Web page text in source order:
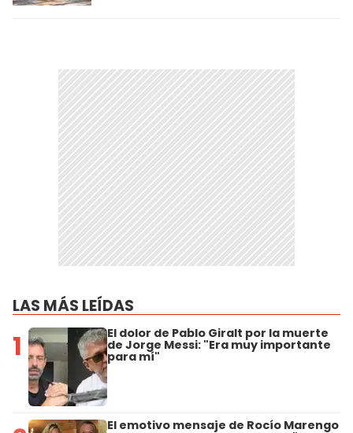
LAS MÁS LEÍDAS
1 El dolor de Pablo Giralt por la muerte
de Jorge Messi: "Era muy importante
para mí"
El emotivo mensaje de Rocío Marengo